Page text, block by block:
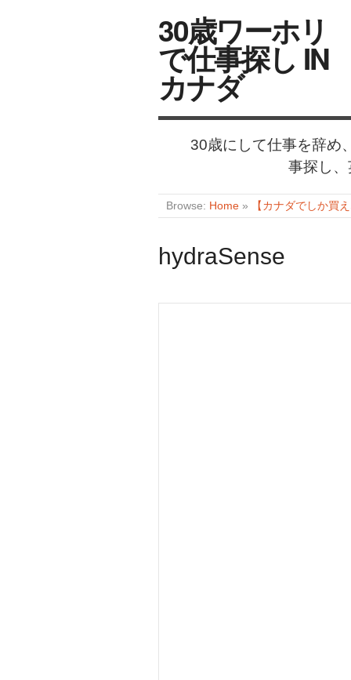
30歳ワーホリ
で仕事探し IN
カナダ
30歳にして仕事を辞め
事探し
Browse: Home » 【カナダでしか買
hydraSense